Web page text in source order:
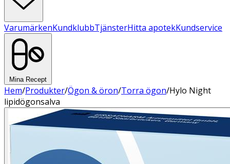
VarumärkenKundklubbTjänsterHitta apotekKundservice
Mina Recept
Hem/Produkter/Ögon & öron/Torra ögon/Hylo Night
lipidögonsalva